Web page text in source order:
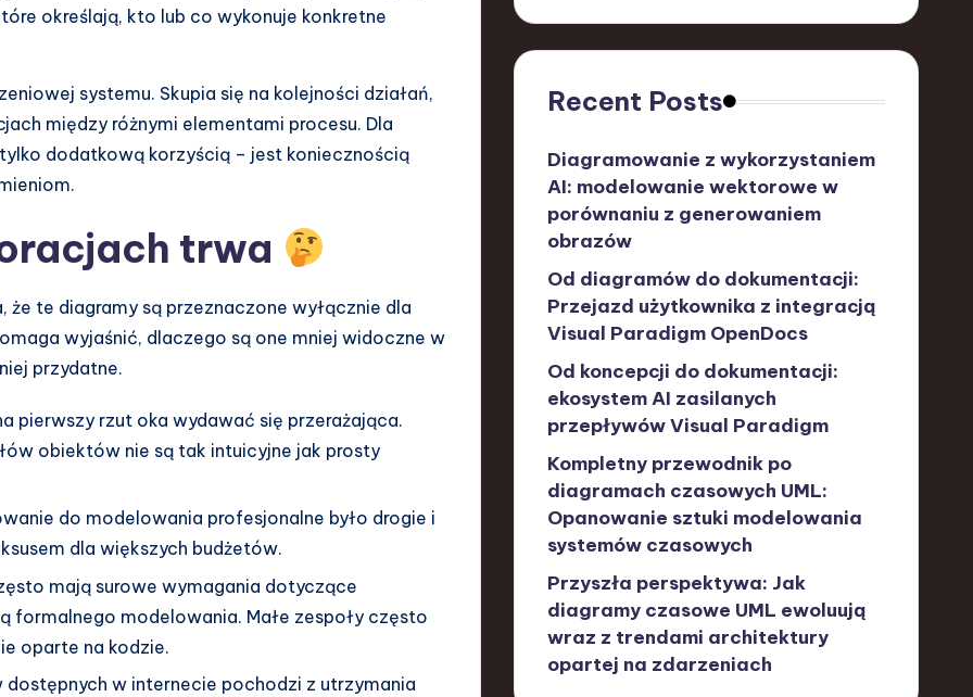
określają, kto lub co wykonuje konkretne
systemu. Skupia się na kolejności działań,
między różnymi elementami procesu. Dla
dodatkową korzyścią – jest koniecznością
trwa
te diagramy są przeznaczone wyłącznie dla
wyjaśnić, dlaczego są one mniej widoczne w
przydatne.
pierwszy rzut oka wydawać się przerażająca.
obiektów nie są tak intuicyjne jak prosty
do modelowania profesjonalne było drogie i
dla większych budżetów.
mają surowe wymagania dotyczące
formalnego modelowania. Małe zespoły często
oparte na kodzie.
dostępnych w internecie pochodzi z utrzymania
Recent Posts
Diagramowanie z wykorzystaniem
AI: modelowanie wektorowe w
porównaniu z generowaniem
obrazów
Od diagramów do dokumentacji:
Przejazd użytkownika z integracją
Visual Paradigm OpenDocs
Od koncepcji do dokumentacji:
ekosystem AI zasilanych
przepływów Visual Paradigm
Kompletny przewodnik po
diagramach czasowych UML:
Opanowanie sztuki modelowania
systemów czasowych
Przyszła perspektywa: Jak
diagramy czasowe UML ewoluują
wraz z trendami architektury
opartej na zdarzeniach